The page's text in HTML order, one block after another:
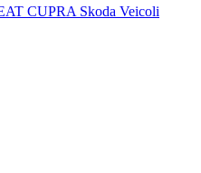
CUPRA Skoda Veicoli